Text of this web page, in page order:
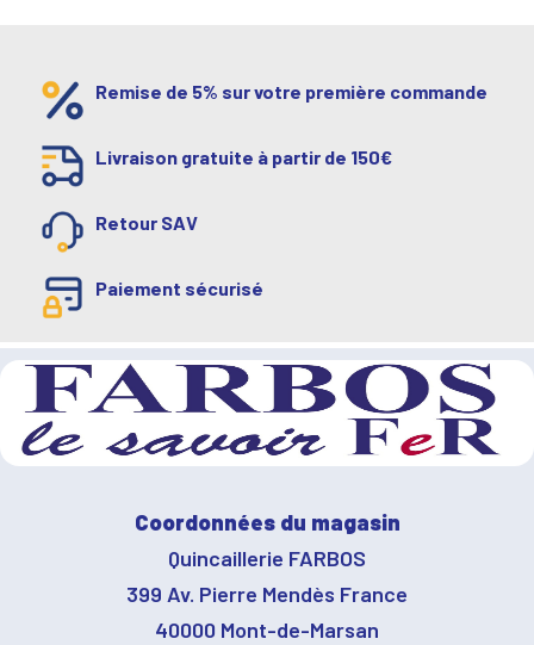
Remise de 5% sur votre première commande
Livraison gratuite à partir de 150€
Retour SAV
Paiement sécurisé
Coordonnées du magasin
Quincaillerie FARBOS
399 Av. Pierre Mendès France
40000 Mont-de-Marsan